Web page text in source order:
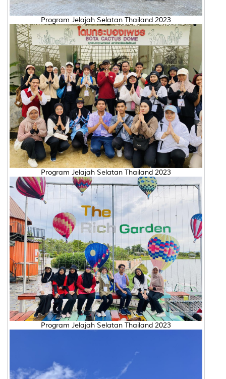
Program Jelajah Selatan Thailand 2023
Program Jelajah Selatan Thailand 2023
Program Jelajah Selatan Thailand 2023